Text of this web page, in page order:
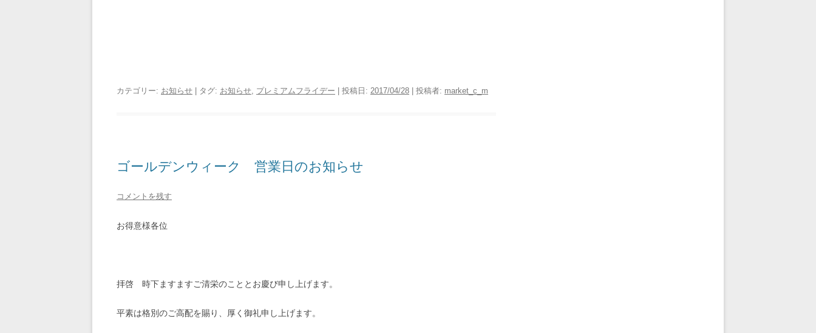
カテゴリー: お知らせ | タグ: お知らせ, プレミアムフライデー | 投稿日: 2017/04/28 投稿者: market_c_m
ゴールデンウィーク 営業日のお知らせ
コメントを残す
お得意様各位
拝啓 時下ますますご清栄のこととお慶び申し上げます。
平素は格別のご高配を賜り、厚く御礼申し上げます。